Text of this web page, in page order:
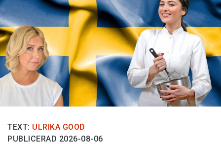
TEXT: ULRIKA GOOD
PUBLICERAD 2026-08-06